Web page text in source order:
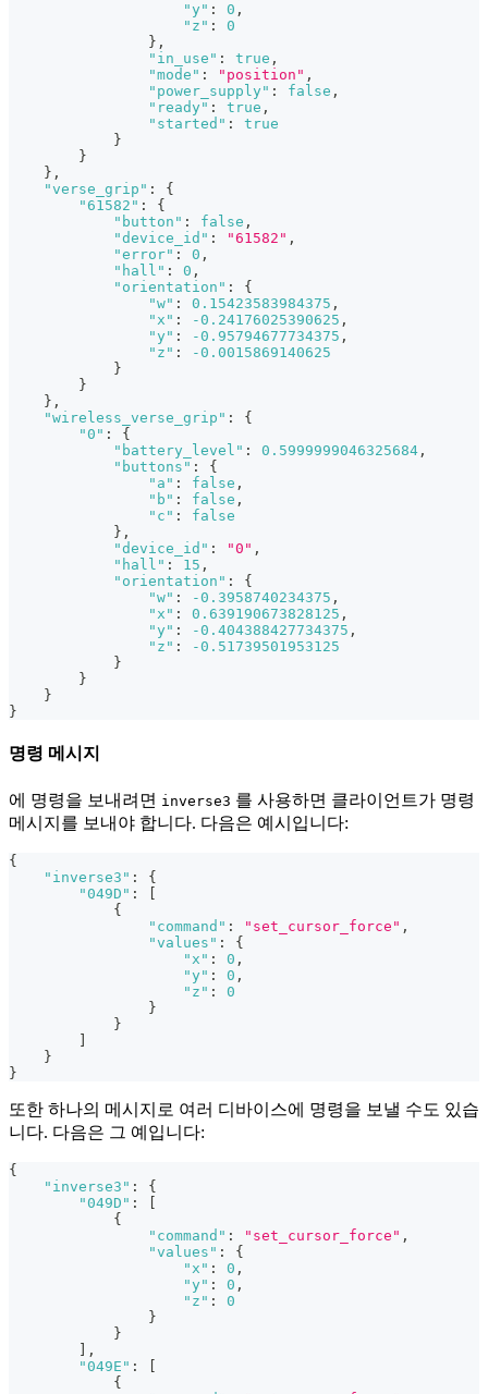
"y" : 0 ,
"z" :
0
} ,
"in_use" : true ,
"mode" : "position" ,
"power_supply" : false ,
"ready" : true ,
"started" :
true
}
}
} ,
"verse_grip" :
{
"61582" :
{
"button" : false ,
"device_id" : "61582" ,
"error" : 0 ,
"hall" : 0 ,
"orientation" :
{
"w" : 0.15423583984375 ,
"x" : -0.24176025390625 ,
"y" : -0.95794677734375 ,
"z" :
-0.0015869140625
}
}
} ,
"wireless_verse_grip" :
{
"0" :
{
"battery_level" : 0.5999999046325684 ,
"buttons" :
{
"a" : false ,
"b" : false ,
"c" :
false
} ,
"device_id" : "0" ,
"hall" : 15 ,
"orientation" :
{
"w" : -0.3958740234375 ,
"x" : 0.639190673828125 ,
"y" : -0.404388427734375 ,
"z" :
-0.51739501953125
}
}
}
}
명령 메시지
에 명령을 보내려면 inverse3 를 사용하면 클라이언트가 명령
메시지를 보내야 합니다. 다음은 예시입니다:
{
"inverse3" :
{
"049D" :
[
{
"command" : "set_cursor_force" ,
"values" :
{
"x" : 0 ,
"y" : 0 ,
"z" :
0
}
}
]
}
}
또한 하나의 메시지로 여러 디바이스에 명령을 보낼 수도 있습
니다. 다음은 그 예입니다:
{
"inverse3" :
{
"049D" :
[
{
"command" : "set_cursor_force" ,
"values" :
{
"x" : 0 ,
"y" : 0 ,
"z" :
0
}
}
] ,
"049E" :
[
{